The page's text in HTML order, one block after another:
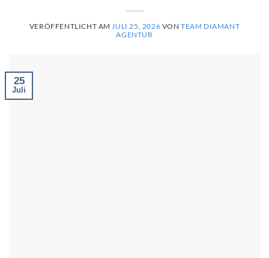
VERÖFFENTLICHT AM JULI 25, 2026 VONTEAM DIAMANT
AGENTUR
25
Juli